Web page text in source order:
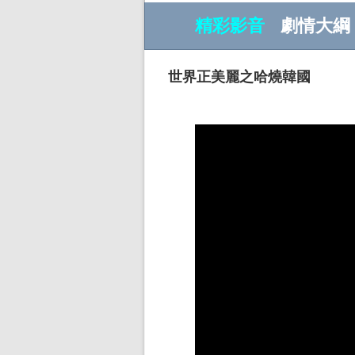
精彩影音 劇情大綱
世界正美麗之哈燒韓國